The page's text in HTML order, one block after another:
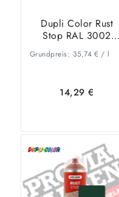
Dupli Color Rust
Stop RAL 3002
Grundpreis: 35,74 €/ l
14,29€